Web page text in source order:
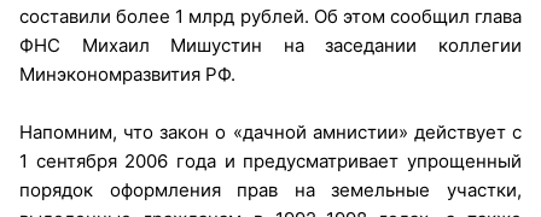
составили более 1 млрд рублей. Об этом сообщил глава
ФНС Михаил Мишустин на заседании коллегии
Минэкономразвития РФ.
Напомним, что закон о «дачной амнистии» действует с
1 сентября 2006 года и предусматривает упрощенный
порядок оформления прав на земельные участки,